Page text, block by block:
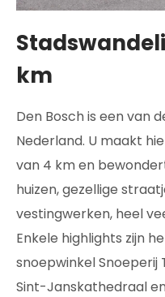
km
Den Bosch is een van
Nederland. U maakt
van 4 km en
huizen, gezellige
vestingwerken, heel
Enkele highlights zijn
snoepwinkel Snoeperij
Sint-Janskathedraal